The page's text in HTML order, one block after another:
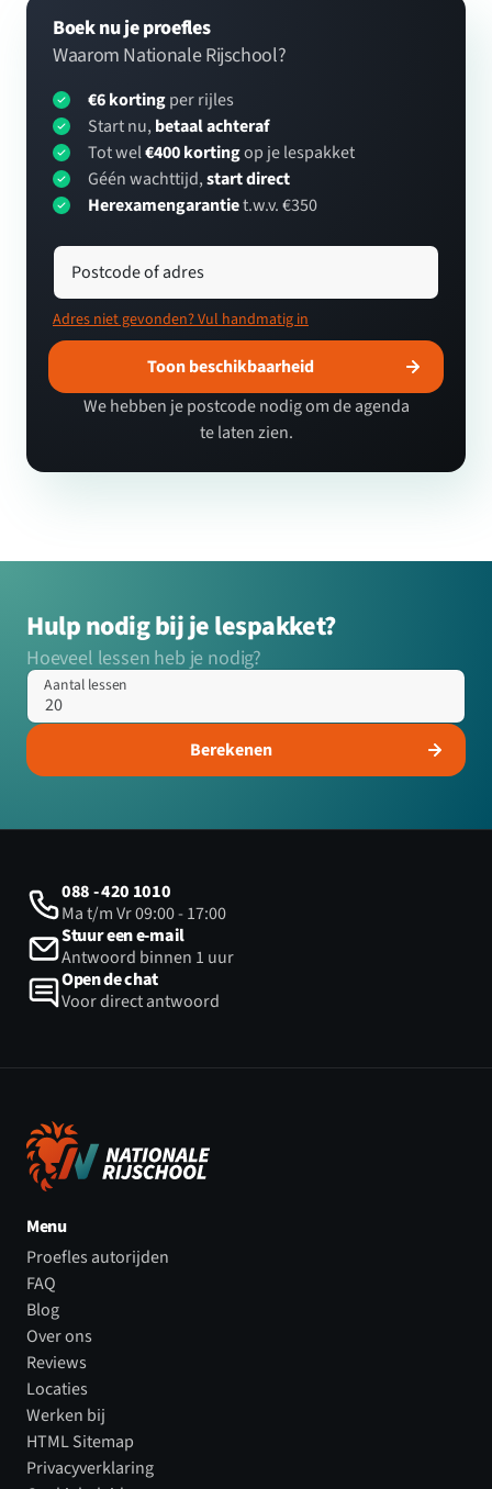
Boek nu je proefles
Waarom Nationale Rijschool?
€6 kortingper rijles
Start nu, betaal achteraf
Tot wel€400 kortingop je lespakket
Géén wachttijd,start direct
Herexamengarantiet.w.v. €350
Postcode of adres
Adres niet gevonden? Vul handmatig in
Toon beschikbaarheid
We hebben je postcode nodig om de agenda
te laten zien.
Hulp nodig bij je lespakket?
Hoeveel lessen heb je nodig?
Aantal lessen
Berekenen
088 - 420 1010
Ma t/m Vr 09:00 - 17:00
Stuur een e-mail
Antwoord binnen 1 uur
Open de chat
Voor direct antwoord
Menu
Proefles autorijden
FAQ
Blog
Over ons
Reviews
Locaties
Werken bij
HTML Sitemap
Privacyverklaring